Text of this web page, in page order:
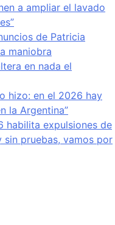
a ampliar el lavado
de Patricia
maniobra
en nada el
hizo: en el 2026 hay
la Argentina”
habilita expulsiones de
sin pruebas, vamos por